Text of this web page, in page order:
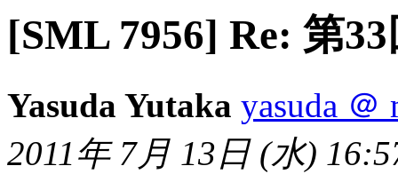
[SML 7956] Re: 第
Yasuda Yutaka yasuda ＠
2011年 7月 13日 (水)